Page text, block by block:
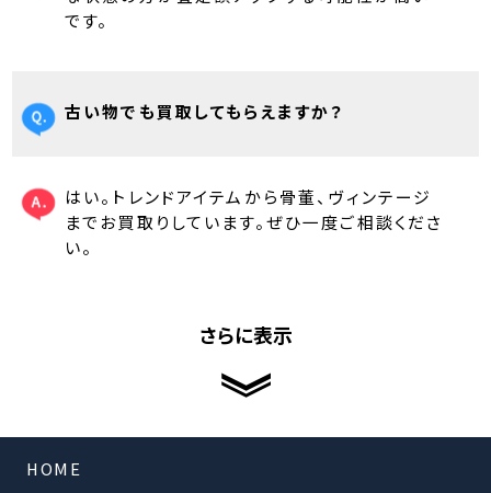
です。
古い物でも買取してもらえますか？
はい。トレンドアイテムから骨董、ヴィンテージ
までお買取りしています。ぜひ一度ご相談くださ
い。
さらに表示
HOME